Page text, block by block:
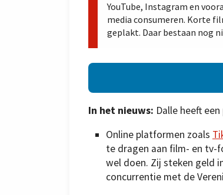
YouTube, Instagram en
media consumeren. Korte
geplakt. Daar bestaan nog
In het nieuws: Dalle heeft
Online platformen zoals
te dragen aan film- en tv-
wel doen. Zij steken geld
concurrentie met de